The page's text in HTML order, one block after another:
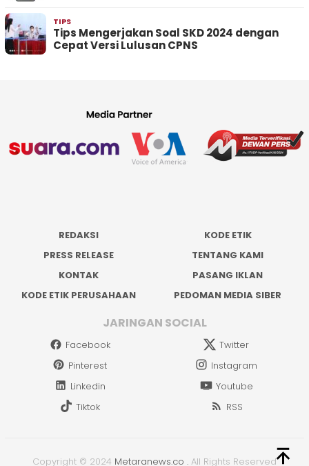
TIPS
Tips Mengerjakan Soal SKD 2024 dengan
Cepat Versi Lulusan CPNS
REDAKSI
KODE ETIK
PRESS RELEASE
TENTANG KAMI
KONTAK
PASANG IKLAN
KODE ETIK PERUSAHAAN
PEDOMAN MEDIA SIBER
JARINGAN SOCIAL
Facebook
Twitter
Pinterest
Instagram
Linkedin
Youtube
Tiktok
RSS
Copyright © 2024 Metaranews.co . All Rights Reserved